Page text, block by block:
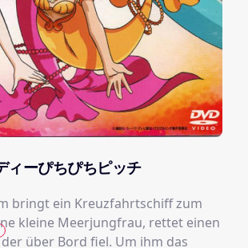
ィーぴちぴちピッチ
bringt ein Kreuzfahrtschiff zum
kleine Meerjungfrau, rettet einen
über Bord fiel. Um ihm das